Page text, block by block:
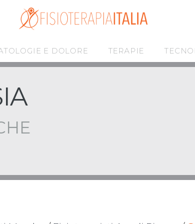
E DOLORE TERAPIE